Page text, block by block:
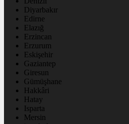
Diyarbakır
Edirne
Elazığ
Erzincan
Erzurum
Eskişehir
Gaziantep
Giresun
Gümüşhane
Hakkâri
Hatay
Isparta
Mersin